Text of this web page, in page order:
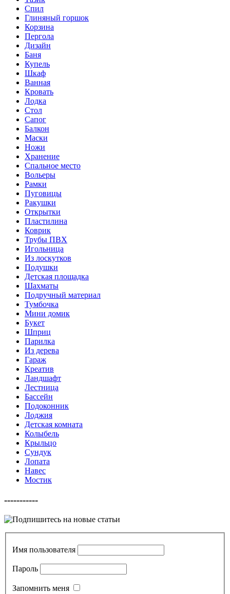
Спил
Глиняный горшок
Корзина
Пергола
Дизайн
Баня
Купель
Шкаф
Ванная
Кровать
Лодка
Стол
Сапог
Балкон
Маски
Ножи
Хранение
Спальное место
Вольеры
Рамки
Пуговицы
Ракушки
Открытки
Пластилина
Коврик
Трубы ПВХ
Игольница
Из лоскутков
Подушки
Детская площадка
Шахматы
Подручный материал
Тумбочка
Мини домик
Букет
Шприц
Парилка
Из дерева
Гараж
Креатив
Ландшафт
Лестница
Бассейн
Подоконник
Лоджия
Детская комната
Колыбель
Крыльцо
Сундук
Лопата
Навес
Мостик
-----------
Имя пользователя
Пароль
Запомнить меня